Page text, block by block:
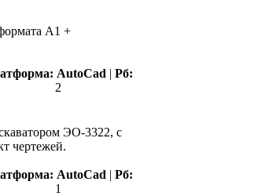
А1 +
AutoCad | Рб:
2
ЭО-3322, с
чертежей.
АutoCad | Рб:
1